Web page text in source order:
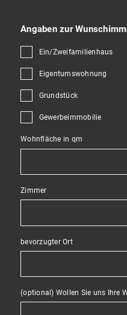
Angaben zur
Ein/Zweifamilienhaus
Eigentumswohnung
Grundstück
Gewerbeimmobilie
Wohnfläche in qm
Zimmer
bevorzugter Ort
(optional) Wollen Sie uns Ihre